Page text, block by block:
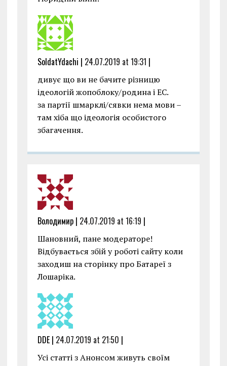
SoldatYdachi | 24.07.2019 at 19:31 |
дивує що ви не бачите різницю
ідеологій жопоблоку/родина і ЕС.
за партії шмарклі/сявки нема мови –
там хіба що ідеологія особистого
збагачення.
Володимир | 24.07.2019 at 16:19 |
Шановний, пане модераторе!
Відбувається збій у роботі сайту коли
заходиш на сторінку про Батареї з
Лошаріка.
DDE | 24.07.2019 at 21:50 |
Усі статті з Анонсом живуть своїм